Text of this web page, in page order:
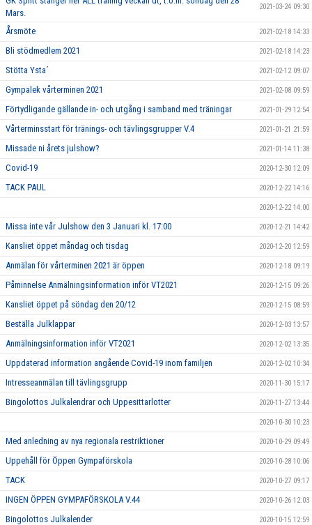
Mars.
2021-03-24 09:30
Årsmöte 2021-02-18 14:33
Bli stödmedlem 2021 2021-02-18 14:23
Stötta Ysta´ 2021-02-12 09:07
Gympalek vårterminen 2021 2021-02-08 09:59
Förtydligande gällande in- och utgång i samband med träningar 2021-01-29 12:54
Vårterminsstart för tränings- och tävlingsgrupper V.4 2021-01-21 21:59
Missade ni årets julshow? 2021-01-14 11:38
Covid-19 2020-12-30 12:09
TACK PAUL 2020-12-22 14:16
2020-12-22 14:00
Missa inte vår Julshow den 3 Januari kl. 17:00 2020-12-21 14:42
Kansliet öppet måndag och tisdag 2020-12-20 12:59
Anmälan för vårterminen 2021 är öppen 2020-12-18 09:19
Påminnelse Anmälningsinformation inför VT2021 2020-12-15 09:26
Kansliet öppet på söndag den 20/12 2020-12-15 08:59
Beställa Julklappar 2020-12-03 13:57
Anmälningsinformation inför VT2021 2020-12-02 13:35
Uppdaterad information angående Covid-19 inom familjen 2020-12-02 10:34
Intresseanmälan till tävlingsgrupp 2020-11-30 15:17
Bingolottos Julkalendrar och Uppesittarlotter 2020-11-27 13:44
2020-10-30 10:23
Med anledning av nya regionala restriktioner 2020-10-29 09:49
Uppehåll för Öppen Gympaförskola 2020-10-28 10:06
TACK 2020-10-27 09:17
INGEN ÖPPEN GYMPAFÖRSKOLA V.44 2020-10-26 12:03
Bingolottos Julkalender 2020-10-15 12:59